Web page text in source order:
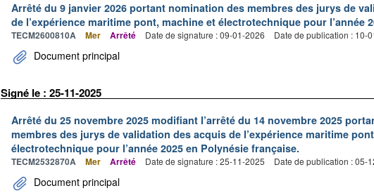
Arrêté du 9 janvier 2026 portant nomination des membres des jurys de
de l’expérience maritime pont, machine et électrotechnique pour l’année
TECM2600810A Mer Arrêté Date de signature : 09-01-2026 Date de publication : 10-
Document principal
Signé le : 25-11-2025
Arrêté du 25 novembre 2025 modifiant l’arrêté du 14 novembre 2025
membres des jurys de validation des acquis de l’expérience maritime
électrotechnique pour l’année 2025 en Polynésie française.
TECM2532870A Mer Arrêté Date de signature : 25-11-2025 Date de publication : 05-
Document principal